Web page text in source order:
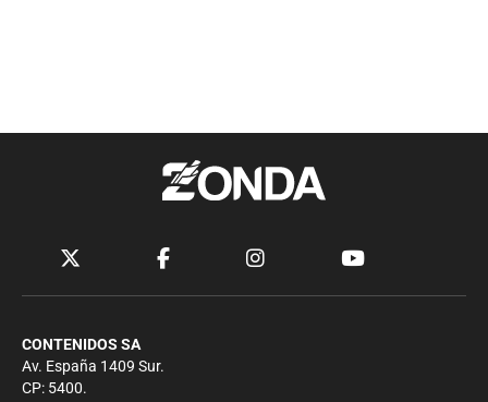
CONTENIDOS SA
Av. España 1409 Sur.
CP: 5400.